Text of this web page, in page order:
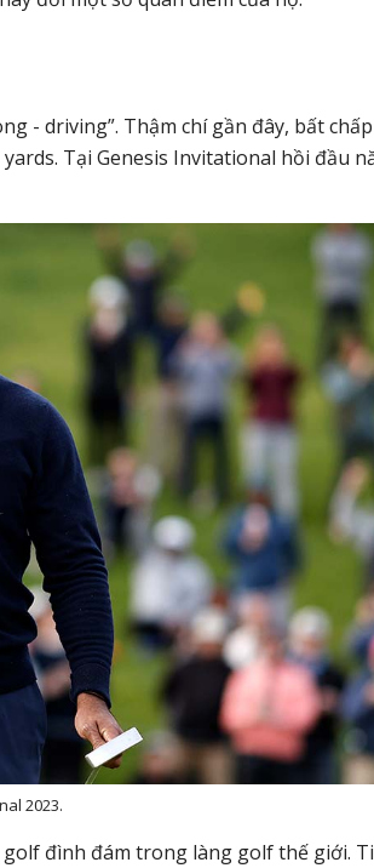
- driving”. Thậm chí gần đây, bất chấp
Tại Genesis Invitational hồi đầu
2023.
đình đám trong làng golf thế giới.